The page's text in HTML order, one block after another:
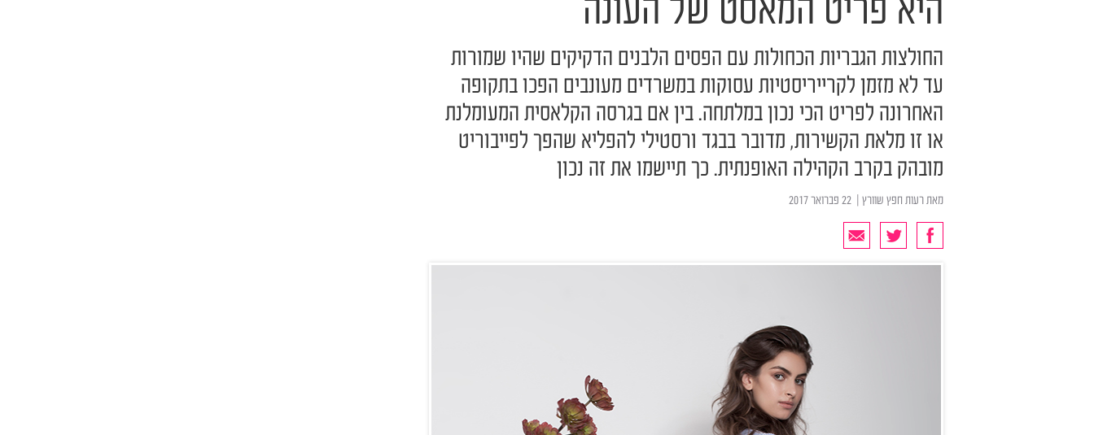
היא פריט המאסט של העונה
החולצות הגבריות הכחולות עם הפסים הלבנים הדקיקים שהיו שמורות
עד לא מזמן לקרייריסטיות עסוקות במשרדים מעונבים הפכו בתקופה
האחרונה לפריט הכי נכון במלתחה. בין אם בגרסה הקלאסית המעומלנת
או זו מלאת הקשירות, מדובר בבגד ורסטילי להפליא שהפך לפייבוריט
מובהק בקרב הקהילה האופנתית. כך תיישמו את זה נכון
מאתרעות חפץ שוורץ